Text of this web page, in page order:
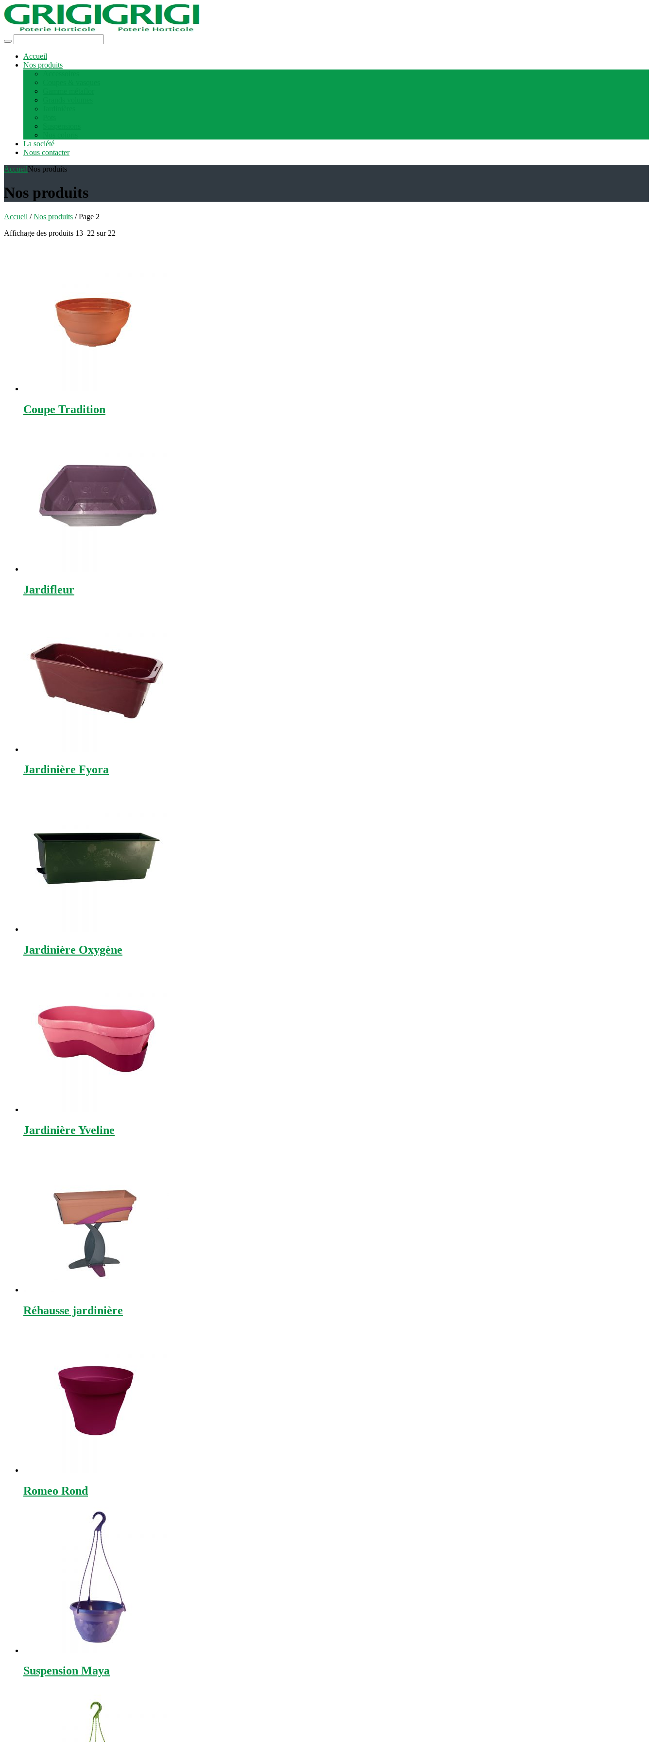
Accueil
Nos produits
La société
Nous contacter
AccueilNos produits
Nos produits
Accueil /Nos produits / Page 2
Affichage des produits 13–22 sur 22
Coupe Tradition
Jardifleur
Jardinière Fyora
Jardinière Oxygène
Jardinière Yveline
Réhausse jardinière
Romeo Rond
Suspension Maya